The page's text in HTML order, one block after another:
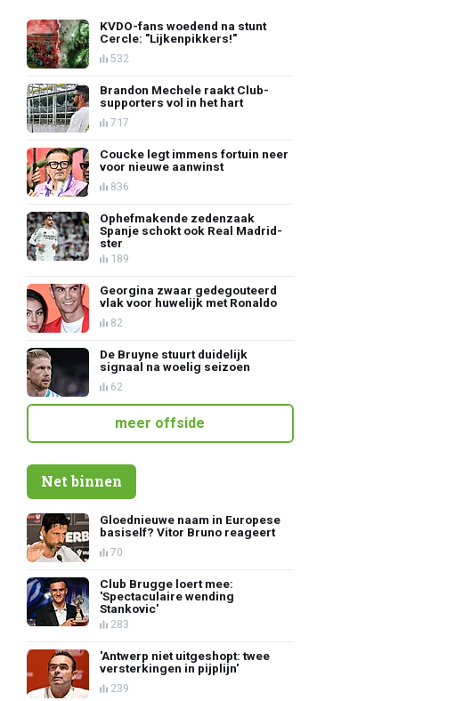
KVDO-fans woedend na stunt
Cercle: "Lijkenpikkers!"
532
Brandon Mechele raakt Club-
supporters vol in het hart
717
Coucke legt immens fortuin neer
voor nieuwe aanwinst
836
Ophefmakende zedenzaak
Spanje schokt ook Real Madrid-
ster
189
Georgina zwaar gedegouteerd
vlak voor huwelijk met Ronaldo
82
De Bruyne stuurt duidelijk
signaal na woelig seizoen
62
meer offside
Net binnen
Gloednieuwe naam in Europese
basiself? Vitor Bruno reageert
70
Club Brugge loert mee:
'Spectaculaire wending
Stankovic'
283
'Antwerp niet uitgeshopt: twee
versterkingen in pijplijn'
239